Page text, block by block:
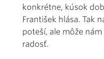
konkrétne, kúsok
František hlása. Tak
poteší, ale môže
radosť.